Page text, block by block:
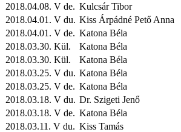
2018.04.08. V de. Kulcsár Tibor
2018.04.01. V du. Kiss Árpádné Pető Anna
2018.04.01. V de. Katona Béla
2018.03.30. Kül. Katona Béla
2018.03.30. Kül. Katona Béla
2018.03.25. V du. Katona Béla
2018.03.25. V de. Katona Béla
2018.03.18. V du. Dr. Szigeti Jenő
2018.03.18. V de. Katona Béla
2018.03.11. V du. Kiss Tamás